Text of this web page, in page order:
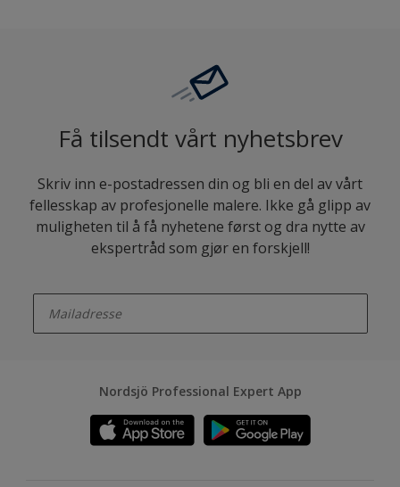
Få tilsendt vårt nyhetsbrev
Skriv inn e-postadressen din og bli en del av vårt
fellesskap av profesjonelle malere. Ikke gå glipp av
muligheten til å få nyhetene først og dra nytte av
ekspertråd som gjør en forskjell!
Nordsjö Professional Expert App